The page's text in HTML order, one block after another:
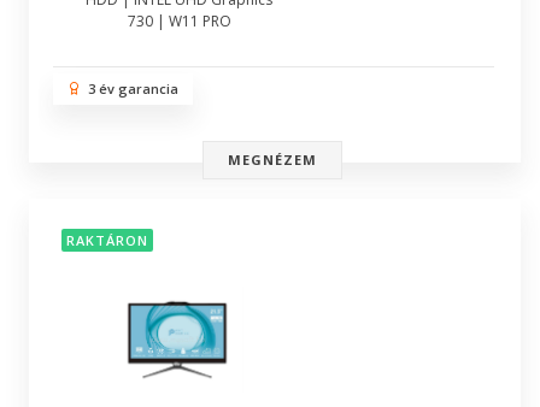
730 | W11 PRO
3 év garancia
MEGNÉZEM
RAKTÁRON